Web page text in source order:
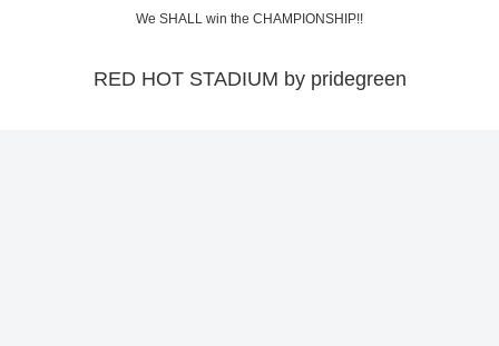
We SHALL win the CHAMPIONSHIP!!
RED HOT STADIUM by pridegreen